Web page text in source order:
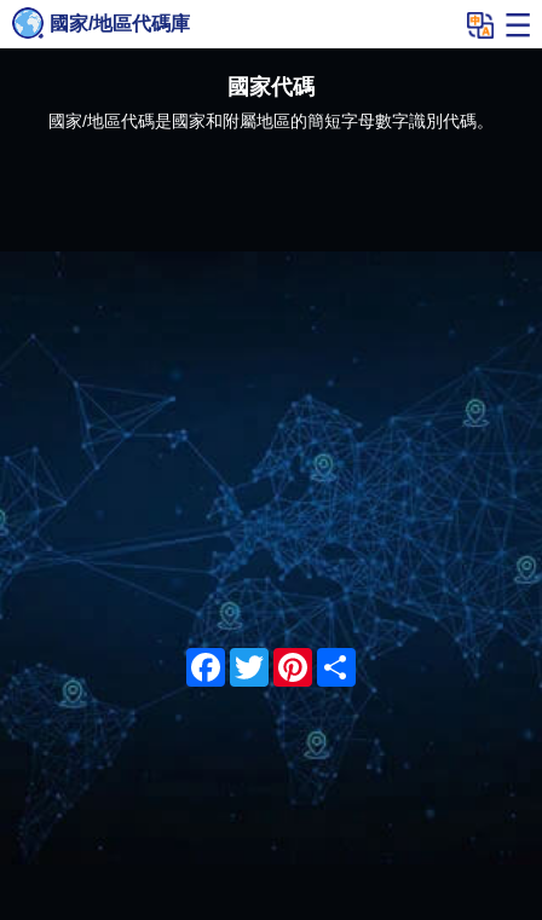
國家/地區代碼庫
國家代碼
國家/地區代碼是國家和附屬地區的簡短字母數字識別代碼。
Facebook
TwitterPinterest
Share